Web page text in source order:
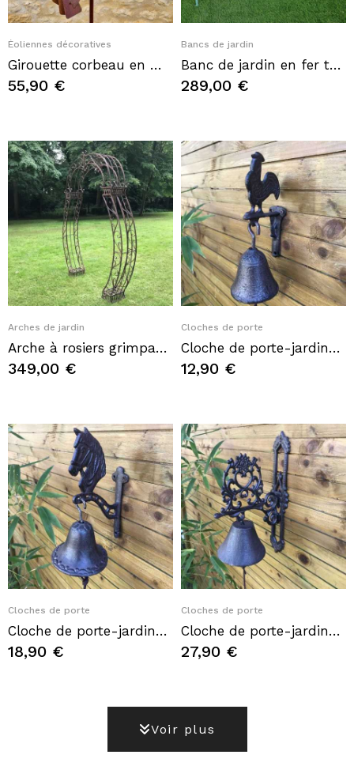
Quick View
Éoliennes décoratives
Girouette corbeau en métal sur pic - Éolienne décorative de jardin 156 cm
55,90 €
Quick View
Bancs de jardin
Banc de jardin en fer tablette Longueur 153 cm
289,00 €
Quick View
Arches de jardin
Arche à rosiers grimpant féérique
349,00 €
Quick View
Cloches de porte
Cloche de porte-jardin-portail motif coq en fonte
12,90 €
Quick View
Cloches de porte
Cloche de porte-jardin-portail motif tête de cheval en fonte
18,90 €
Quick View
Cloches de porte
Cloche de porte-jardin-portail motif coeur et arabesques en fonte
27,90 €
Voir plus